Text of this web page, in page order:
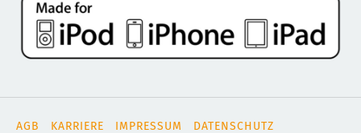
AGB KARRIERE IMPRESSUM DATENSCHUTZ